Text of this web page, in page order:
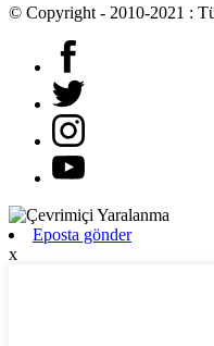
© Copyright - 2010-2021 :
Eposta gönder
x